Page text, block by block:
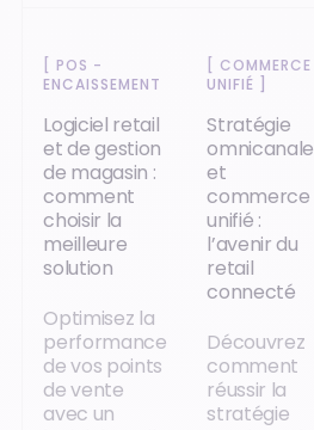
[POS -
ENCAISSEMENT
Logiciel retail
et de gestion
de magasin :
comment
choisir la
meilleure
solution
Optimisez la
performance
de vos points
de vente
avec un
COMMERCE
UNIFIÉ
Stratégie
omnicanale
et
commerce
unifié :
l’avenir du
retail
connecté
Découvrez
comment
réussir la
stratégie